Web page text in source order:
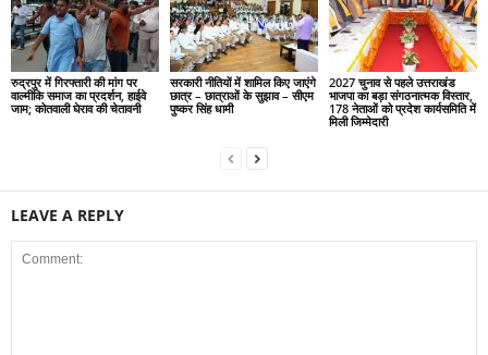
रुद्रपुर में गिरफ्तारी की मांग पर
वाल्मीकि समाज का प्रदर्शन, हाईवे
जाम; कोतवाली घेराव की चेतावनी
सरकारी नीतियों में शामिल किए जाएंगे
छात्र – छात्राओं के सुझाव – सीएम
पुष्कर सिंह धामी
2027 चुनाव से पहले उत्तराखंड
भाजपा का बड़ा संगठनात्मक विस्तार,
178 नेताओं को प्रदेश कार्यसमिति में
मिली जिम्मेदारी
LEAVE A REPLY